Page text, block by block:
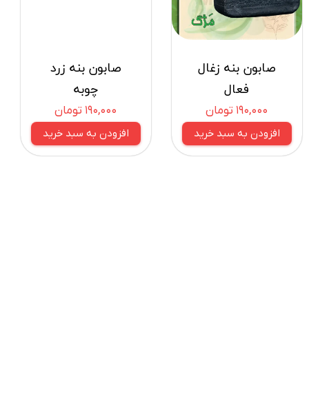
صابون بنه زغال
فعال
۱۹۰,۰۰۰ تومان
افزودن به سبد خرید
صابون بنه زرد
چوبه
۱۹۰,۰۰۰ تومان
افزودن به سبد خرید